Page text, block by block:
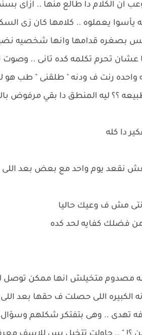
الكلام دا طالع منها .. ازاى
يأسوا يعملوه .. كلامها كان زى
بصغره قدامها وانها شخصيه
عشان تحرم تكلمه كده تانى .. وصوت
واحده رنت ف ودنه " طلقنى " طب
؟؟ ليه المنطق دا بقي مرفوض
دا كله
نقعد يوم واحد مع بعض بعد
مش ف وعيك حاليا
من فضلك كفايه لحد كده
مصدوم متخيلش انها ممكن توصل
الكبيره اللى حصلت ف حقها بعد
.. وهى بتفتكر شكلهم وسؤال